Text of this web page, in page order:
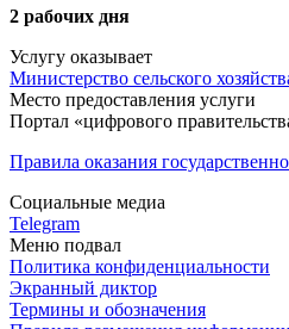
2 рабочих дня
Услугу оказывает
Министерство сельского
Место предоставления услуги
Портал «цифрового
Правила оказания
Социальные медиа
Telegram
Меню подвал
Политика конфиденциальности
Экранный диктор
Термины и обозначения